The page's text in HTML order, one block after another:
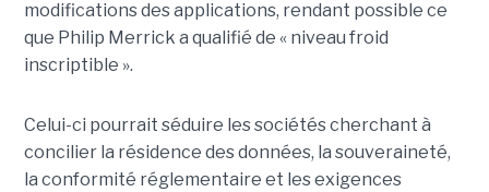
modifications des applications, rendant possible ce
que Philip Merrick a qualifié de « niveau froid
inscriptible ».
Celui-ci pourrait séduire les sociétés cherchant à
concilier la résidence des données, la souveraineté,
la conformité réglementaire et les exigences